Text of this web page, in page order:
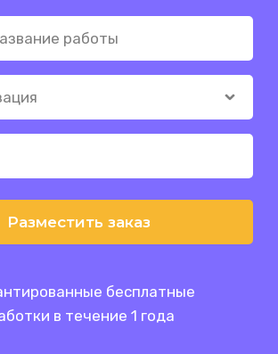
Разместить заказ
бесплатные
в течение 1 года